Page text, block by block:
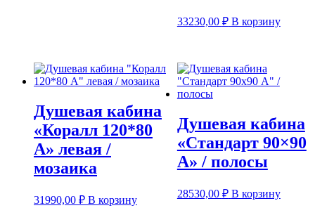
33230,00 ₽ В корзину
Душевая кабина
«Коралл 120*80
А» левая /
мозаика
31990,00 ₽ В корзину
Душевая кабина
«Стандарт 90×90
А» / полосы
28530,00 ₽ В корзину